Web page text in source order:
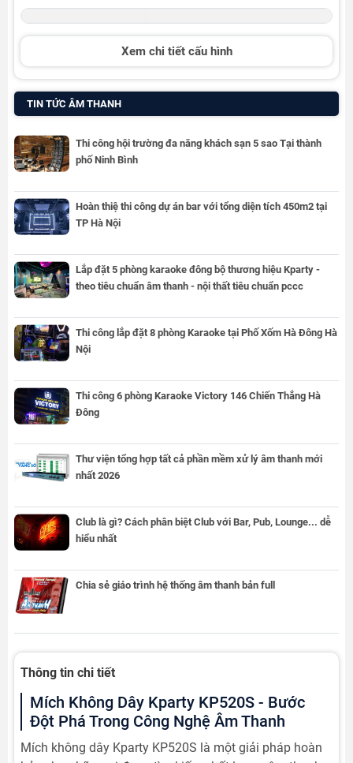
Xem chi tiết cấu hình
TIN TỨC ÂM THANH
Thi công hội trường đa năng khách sạn 5 sao Tại thành
phố Ninh Bình
Hoàn thiệ thi công dự án bar với tổng diện tích 450m2 tại
TP Hà Nội
Lắp đặt 5 phòng karaoke đông bộ thương hiệu Kparty -
theo tiêu chuẩn âm thanh - nội thất tiêu chuẩn pccc
Thi công lắp đặt 8 phòng Karaoke tại Phố Xốm Hà Đông Hà
Nội
Thi công 6 phòng Karaoke Victory 146 Chiến Thắng Hà
Đông
Thư viện tổng hợp tất cả phần mềm xử lý âm thanh mới
nhất 2026
Club là gì? Cách phân biệt Club với Bar, Pub, Lounge... dễ
hiểu nhất
Chia sẻ giáo trình hệ thống âm thanh bản full
Thông tin chi tiết
Mích Không Dây Kparty KP520S - Bước
Đột Phá Trong Công Nghệ Âm Thanh
Mích không dây Kparty KP520S là một giải pháp hoàn